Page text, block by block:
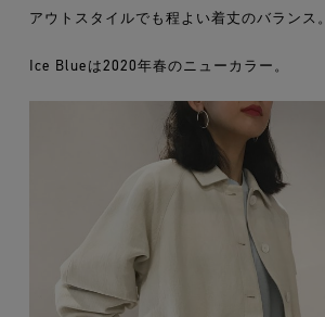
アウトスタイルでも程よい着丈のバランス。
Ice Blueは2020年春のニューカラー。